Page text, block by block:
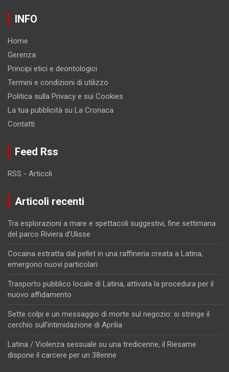
INFO
Home
Gerenza
Principi etici e deontologici
Termini e condizioni di utilizzo
Politica sulla Privacy e sui Cookies
La tua pubblicità su La Cronaca
Contatti
Feed Rss
RSS - Articoli
Articoli recenti
Tra esplorazioni a mare e spettacoli suggestivi, fine settimana
del parco Riviera d’Ulisse
Cocaina estratta dal pellet in una raffineria creata a Latina,
emergono nuovi particolari
Trasporto pubblico locale di Latina, attivata la procedura per il
nuovo affidamento
Sette colpi e un messaggio di morte sul negozio: si stringe il
cerchio sull’intimidazione di Aprilia
Latina / Violenza sessuale su una tredicenne, il Riesame
dispone il carcere per un 38enne